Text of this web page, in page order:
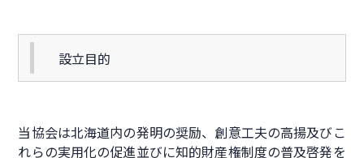
設立目的
当協会は北海道内の発明の奨励、創意工夫の高揚及びこ
れらの実用化の促進並びに知的財産権制度の普及啓発を